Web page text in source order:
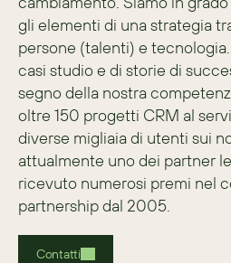
gli elementi di una strategia
persone (talenti) e tecnologia.
casi studio e di storie di
segno della nostra
oltre 150 progetti CRM al
diverse migliaia di utenti sui
attualmente uno dei partner
ricevuto numerosi premi nel
partnership dal 2005.
Contatti